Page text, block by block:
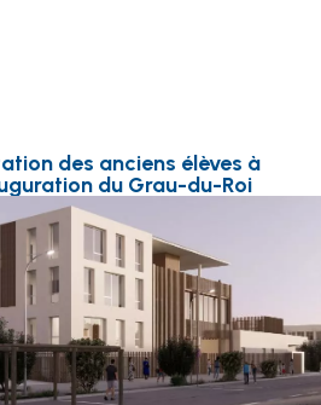
des anciens élèves à
du Grau-du-Roi